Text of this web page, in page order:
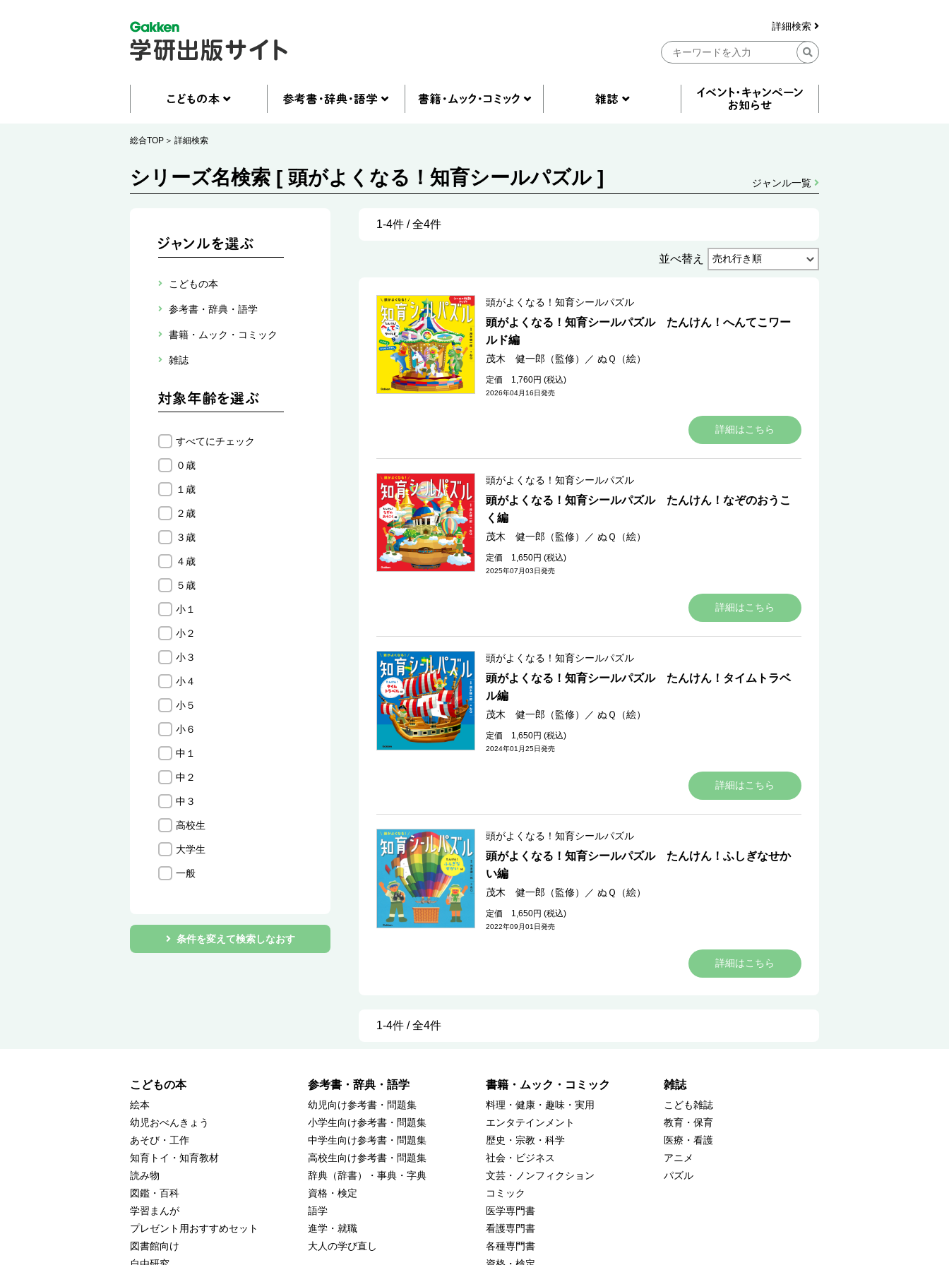
詳細検索
総合TOP 詳細検索
シリーズ名検索 [ 頭がよくなる！知育シールパズル ] ジャンル一覧
こどもの本
参考書・辞典・語学
書籍・ムック・コミック
雑誌
すべてにチェック
０歳
１歳
２歳
３歳
４歳
５歳
小１
小２
小３
小４
小５
小６
中１
中２
中３
高校生
大学生
一般
条件を変えて検索しなおす
1-4件 / 全4件
並べ替え
頭がよくなる！知育シールパズル
頭がよくなる！知育シールパズル たんけん！へんてこワー
ルド編
茂木 健一郎（監修） ／ ぬＱ（絵）
定価 1,760円 (税込)
2026年04月16日発売
詳細はこちら
頭がよくなる！知育シールパズル
頭がよくなる！知育シールパズル たんけん！なぞのおうこ
く編
茂木 健一郎（監修） ／ ぬＱ（絵）
定価 1,650円 (税込)
2025年07月03日発売
詳細はこちら
頭がよくなる！知育シールパズル
頭がよくなる！知育シールパズル たんけん！タイムトラベ
ル編
茂木 健一郎（監修） ／ ぬＱ（絵）
定価 1,650円 (税込)
2024年01月25日発売
詳細はこちら
頭がよくなる！知育シールパズル
頭がよくなる！知育シールパズル たんけん！ふしぎなせか
い編
茂木 健一郎（監修） ／ ぬＱ（絵）
定価 1,650円 (税込)
2022年09月01日発売
詳細はこちら
1-4件 / 全4件
こどもの本
絵本
幼児おべんきょう
あそび・工作
知育トイ・知育教材
読み物
図鑑・百科
学習まんが
プレゼント用おすすめセット
図書館向け
参考書・辞典・語学
幼児向け参考書・問題集
小学生向け参考書・問題集
中学生向け参考書・問題集
高校生向け参考書・問題集
辞典（辞書）・事典・字典
資格・検定
語学
進学・就職
大人の学び直し
書籍・ムック・コミック
料理・健康・趣味・実用
エンタテインメント
歴史・宗教・科学
社会・ビジネス
文芸・ノンフィクション
コミック
医学専門書
看護専門書
各種専門書
雑誌
こども雑誌
教育・保育
医療・看護
アニメ
パズル